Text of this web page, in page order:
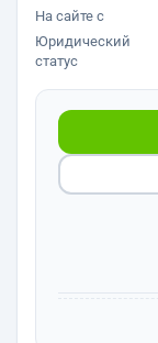
На сайте с
Юридический
статус